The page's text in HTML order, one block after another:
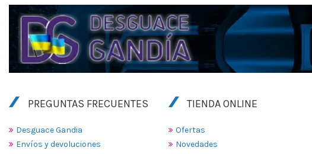
PREGUNTAS FRECUENTES
Desguace Gandia
Envíos y devoluciones
TIENDA ONLINE
Ofertas
Novedades